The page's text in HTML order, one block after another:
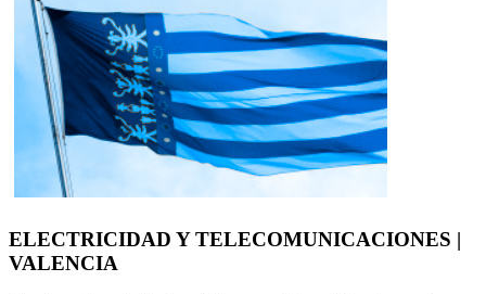
ELECTRICIDAD Y TELECOMUNICACIONES |
VALENCIA